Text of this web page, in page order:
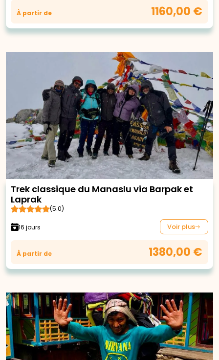
À partir de 1160,00 €
Trek classique du Manaslu via Barpak et
Laprak
(5.0)
16 jours Voir plus
À partir de 1380,00 €